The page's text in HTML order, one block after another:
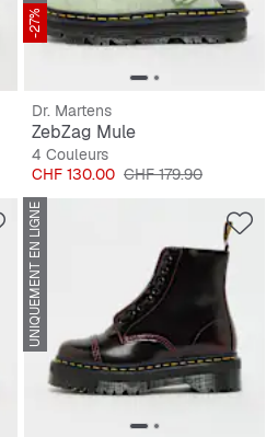
-27%
Dr. Martens
ZebZag Mule
4 Couleurs
Prix
CHF 130.00 Prix original
CHF 179.90
UNIQUEMENT EN LIGNE